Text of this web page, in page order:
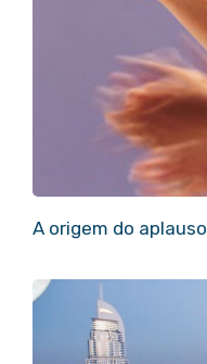
A origem do aplauso